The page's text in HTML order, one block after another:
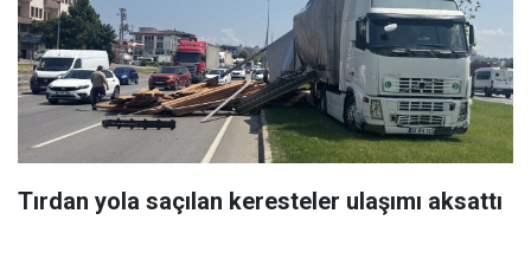
Tırdan yola saçılan keresteler ulaşımı aksattı